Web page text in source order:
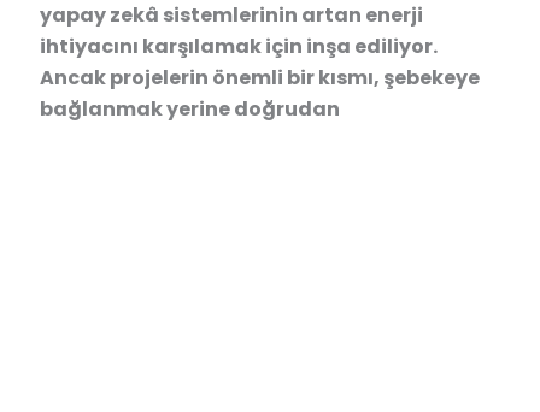
yapay zekâ sistemlerinin artan enerji
ihtiyacını karşılamak için inşa ediliyor.
Ancak projelerin önemli bir kısmı, şebekeye
bağlanmak yerine doğrudan